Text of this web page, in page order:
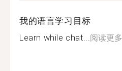
我的语言学习目标
Learn while chat...阅读更多